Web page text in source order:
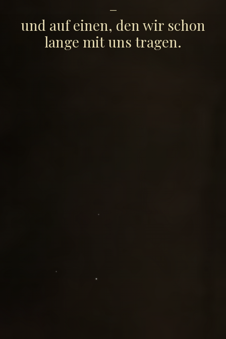
–
und auf einen, den wir schon
lange mit uns tragen.